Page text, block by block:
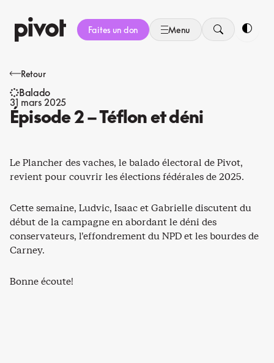
au
contenu
Faites un don Menu
Retour
Balado
31 mars 2025
Épisode 2 – Téflon et déni
Le Plancher des vaches, le balado électoral de Pivot,
revient pour couvrir les élections fédérales de 2025.
Cette semaine, Ludvic, Isaac et Gabrielle discutent du
début de la campagne en abordant le déni des
conservateurs, l’effondrement du NPD et les bourdes de
Carney.
Bonne écoute!